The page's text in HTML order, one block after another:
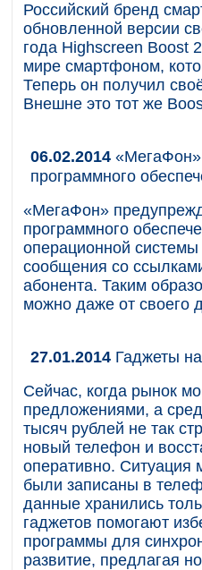
Российский бренд
обновленной версии
года Highscreen Boost
мире смартфоном,
Теперь он получил
Внешне это тот же
06.02.2014 «МегаФон»
программного
«МегаФон»
программного
операционной
сообщения со
абонента. Таким
можно даже от своего
27.01.2014 Гаджеты
Сейчас, когда рынок
предложениями, а
тысяч рублей не так
новый телефон и
оперативно. Ситуация
были записаны в
данные хранились
гаджетов помогают
программы для
развитие, предлагая